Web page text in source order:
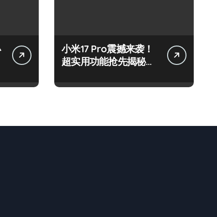
小米17 Pro震撼来袭！
超实用功能抢先揭秘，